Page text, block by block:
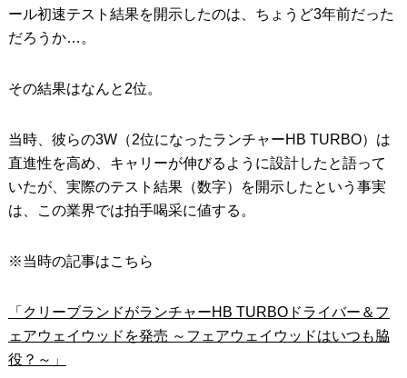
ール初速テスト結果を開示したのは、ちょうど3年前だった
だろうか…。
その結果はなんと2位。
当時、彼らの3W（2位になったランチャーHB TURBO）は
直進性を高め、キャリーが伸びるように設計したと語って
いたが、実際のテスト結果（数字）を開示したという事実
は、この業界では拍手喝采に値する。
※当時の記事はこちら
「クリーブランドがランチャーHB TURBOドライバー＆フ
ェアウェイウッドを発売 ～フェアウェイウッドはいつも脇
役？～」